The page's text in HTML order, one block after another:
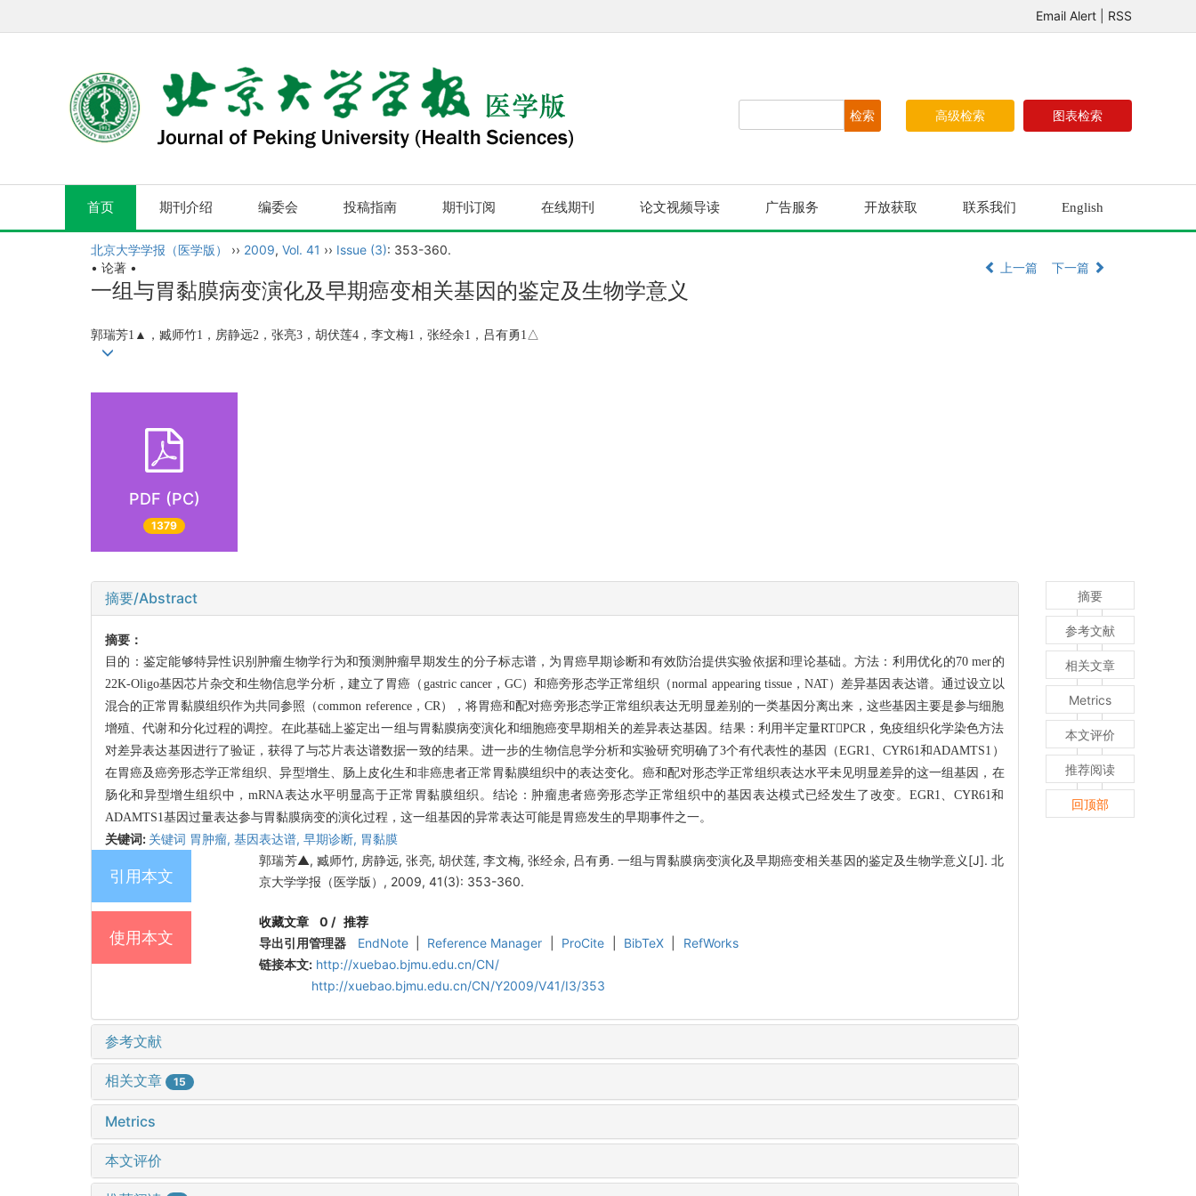
Email Alert RSS
图表检索
高级检索
首页 期刊介绍 编委会 投稿指南 期刊订阅 在线期刊 论文视频导读 广告服务 开放获取 联系我们 English
北京大学学报（医学版） ›› 2009, Vol. 41 ›› Issue (3): 353-360.
• 论著 •
上一篇 下一篇
一组与胃黏膜病变演化及早期癌变相关基因的鉴定及生物学意义
郭瑞芳1▲，臧师竹1，房静远2，张亮3，胡伏莲4，李文梅1，张经余1，吕有勇1△
PDF (PC)
1379
摘要/Abstract
摘要：
目的：鉴定能够特异性识别肿瘤生物学行为和预测肿瘤早期发生的分子标志谱，为胃癌早期诊断和有效防治提供实验依据和理论基础。方法：利用优化的70 mer的
22K-Oligo基因芯片杂交和生物信息学分析，建立了胃癌（gastric cancer，GC）和癌旁形态学正常组织（normal appearing tissue，NAT）差异基因表达谱。通过设立以
混合的正常胃黏膜组织作为共同参照（common reference，CR），将胃癌和配对癌旁形态学正常组织表达无明显差别的一类基因分离出来，这些基因主要是参与细胞
增殖、代谢和分化过程的调控。在此基础上鉴定出一组与胃黏膜病变演化和细胞癌变早期相关的差异表达基因。结果：利用半定量RTPCR，免疫组织化学染色方法
对差异表达基因进行了验证，获得了与芯片表达谱数据一致的结果。进一步的生物信息学分析和实验研究明确了3个有代表性的基因（EGR1、CYR61和ADAMTS1）
在胃癌及癌旁形态学正常组织、异型增生、肠上皮化生和非癌患者正常胃黏膜组织中的表达变化。癌和配对形态学正常组织表达水平未见明显差异的这一组基因，在
肠化和异型增生组织中，mRNA表达水平明显高于正常胃黏膜组织。结论：肿瘤患者癌旁形态学正常组织中的基因表达模式已经发生了改变。EGR1、CYR61和
ADAMTS1基因过量表达参与胃黏膜病变的演化过程，这一组基因的异常表达可能是胃癌发生的早期事件之一。
关键词: 关键词 胃肿瘤, 基因表达谱, 早期诊断, 胃黏膜
引用本文
郭瑞芳▲, 臧师竹, 房静远, 张亮, 胡伏莲, 李文梅, 张经余, 吕有勇. 一组与胃黏膜病变演化及早期癌变相关基因的鉴定及生物学意义[J]. 北
京大学学报（医学版）, 2009, 41(3): 353-360.
使用本文
收藏文章 0 / 推荐
导出引用管理器
EndNote Reference Manager ProCite BibTeX
RefWorks
链接本文: http://xuebao.bjmu.edu.cn/CN/
http://xuebao.bjmu.edu.cn/CN/Y2009/V41/I3/353
参考文献
相关文章 15
Metrics
本文评价
摘要
参考文献
相关文章
Metrics
本文评价
推荐阅读
回顶部